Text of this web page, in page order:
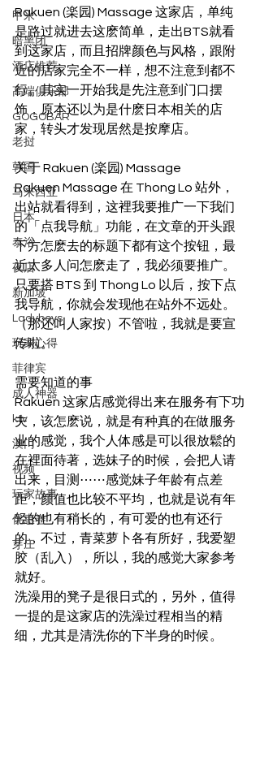
甲米
暗黑团
酒店推荐
高端俱乐部
GOGOBAR
老挝
韩国
马来西亚
日本
泰浴
夜店
新加坡
Ladyboys
玩家心得
菲律宾
成人神器
ktv
澳门
视频
玩家故事
优惠卷
芽庄
Rakuen (楽园) Massage 这家店，单纯
是路过就进去这麽简单，走出BTS就看
到这家店，而且招牌颜色与风格，跟附
近的店家完全不一样，想不注意到都不
行。其实一开始我是先注意到门口摆
饰，原本还以为是什麽日本相关的店
家，转头才发现居然是按摩店。
关于 Rakuen (楽园) Massage
Rakuen Massage 在 Thong Lo 站外，
出站就看得到，这裡我要推广一下我们
的「点我导航」功能，在文章的开头跟
下方怎麽去的标题下都有这个按钮，最
近太多人问怎麽走了，我必须要推广。
只要搭 BTS 到 Thong Lo 以后，按下点
我导航，你就会发现他在站外不远处。
（那还叫人家按）不管啦，我就是要宣
传啦。
需要知道的事
Rakuen 这家店感觉得出来在服务有下功
夫，该怎麽说，就是有种真的在做服务
业的感觉，我个人体感是可以很放鬆的
在裡面待著，选妹子的时候，会把人请
出来，目测⋯⋯感觉妹子年龄有点差
距，颜值也比较不平均，也就是说有年
轻的也有稍长的，有可爱的也有还行
的，不过，青菜萝卜各有所好，我爱塑
胶（乱入），所以，我的感觉大家参考
就好。
洗澡用的凳子是很日式的，另外，值得
一提的是这家店的洗澡过程相当的精
细，尤其是清洗你的下半身的时候。